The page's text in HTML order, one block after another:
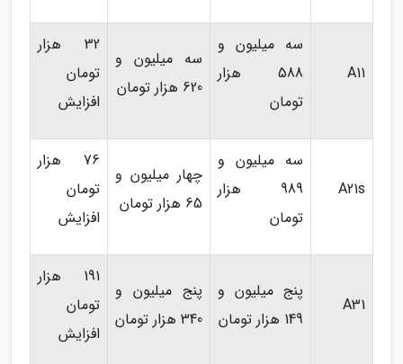
A11
سه میلیون و
588 هزار
تومان
سه میلیون و
620 هزار تومان
32 هزار
تومان
افزایش
A21s
سه میلیون و
989 هزار
تومان
چهار میلیون و
65 هزار تومان
76 هزار
تومان
افزایش
A31
پنج میلیون و
149 هزار تومان
پنج میلیون و
340 هزار تومان
191 هزار
تومان
افزایش